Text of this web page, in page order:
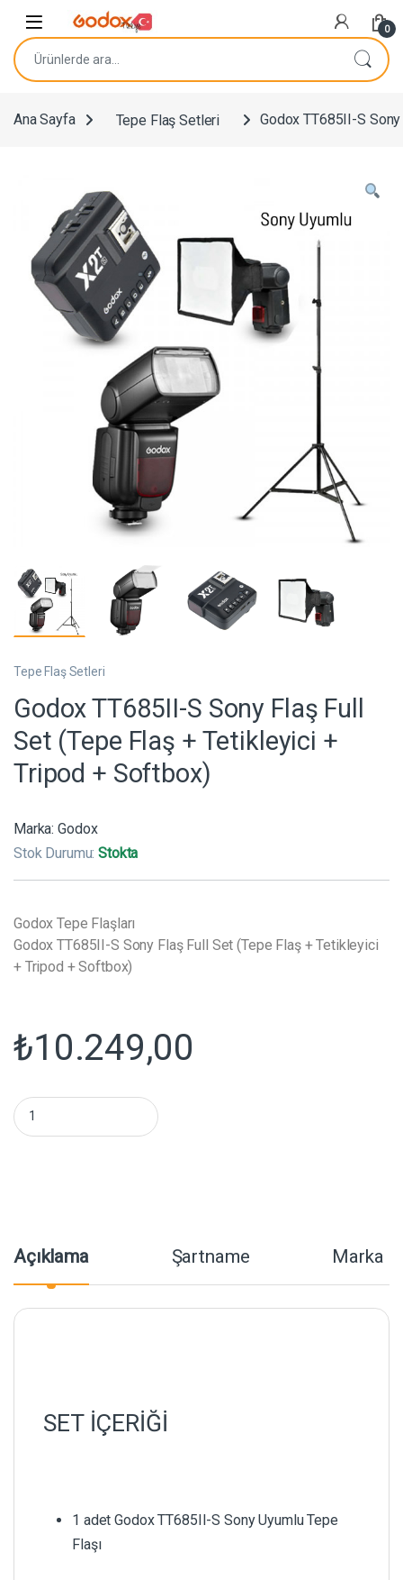
0
Ara:
Ana Sayfa Tepe Flaş Setleri Godox TT685II-S
Tepe Flaş Setleri
Godox TT685II-S Sony Flaş Full
Set (Tepe Flaş + Tetikleyici +
Tripod + Softbox)
Marka: Godox
Stok Durumu:Stokta
Godox Tepe Flaşları
Godox TT685II-S Sony Flaş Full Set (Tepe Flaş + Tetikleyici
+ Tripod + Softbox)
₺10.249,00
Godox TT685II-S Sony Flaş Full Set (Tepe Flaş + Tetikleyici +
Açıklama Şartname Marka
SET İÇERİĞİ
1 adet Godox TT685II-S Sony Uyumlu Tepe
Flaşı